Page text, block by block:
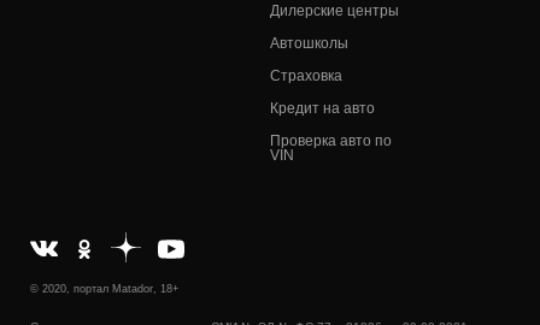
Дилерские центры
Автошколы
Страховка
Кредит на авто
Проверка авто по
VIN
© 2020, портал Matador, 18+